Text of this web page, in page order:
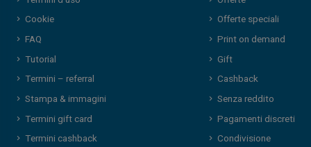
Cookie
FAQ
Tutorial
Termini – referral
Stampa & immagini
Termini gift card
Termini cashback
Offerte speciali
Print on demand
Gift
Cashback
Senza reddito
Pagamenti discreti
Condivisione